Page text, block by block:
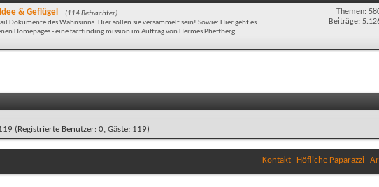
& Geflügel
(114 Betrachter)
Dokumente des Wahnsinns. Hier sollen sie versammelt sein! Sowie: Hier geht es
Homepages - eine factfinding mission im Auftrag von Hermes Phettberg.
Themen:
Beiträge:
(Registrierte Benutzer: 0, Gäste: 119)
Kontakt Höfliche Paparazzi